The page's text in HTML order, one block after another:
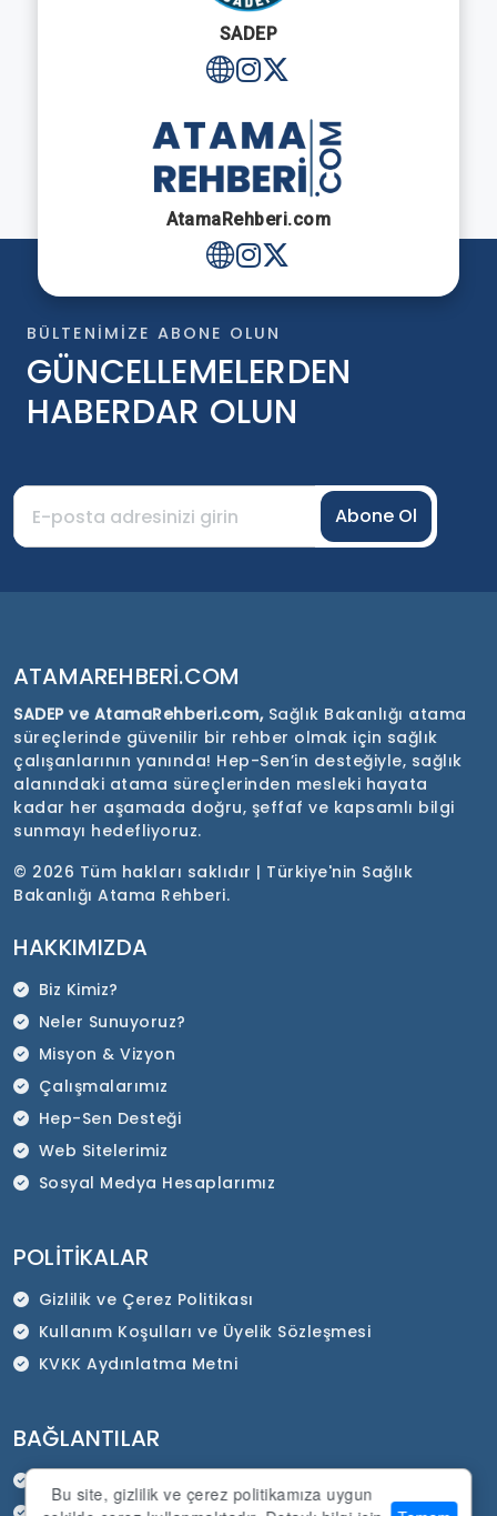
Bu site, gizlilik ve çerez politikamıza uygun
SADEP
AtamaRehberi.com
BÜLTENIMIZE ABONE OLUN
GÜNCELLEMELERDEN
HABERDAR OLUN
Abone Ol
ATAMAREHBERI.COM
SADEP ve AtamaRehberi.com, Sağlık Bakanlığı atama
süreçlerinde güvenilir bir rehber olmak için sağlık
çalışanlarının yanında! Hep-Sen’in desteğiyle, sağlık
alanındaki atama süreçlerinden mesleki hayata
kadar her aşamada doğru, şeffaf ve kapsamlı bilgi
sunmayı hedefliyoruz.
© 2026 Tüm hakları saklıdır | Türkiye'nin Sağlık
Bakanlığı Atama Rehberi.
HAKKIMIZDA
Biz Kimiz?
Neler Sunuyoruz?
Misyon & Vizyon
Çalışmalarımız
Hep-Sen Desteği
Web Sitelerimiz
Sosyal Medya Hesaplarımız
POLITIKALAR
Gizlilik ve Çerez Politikası
Kullanım Koşulları ve Üyelik Sözleşmesi
KVKK Aydınlatma Metni
BAĞLANTILAR